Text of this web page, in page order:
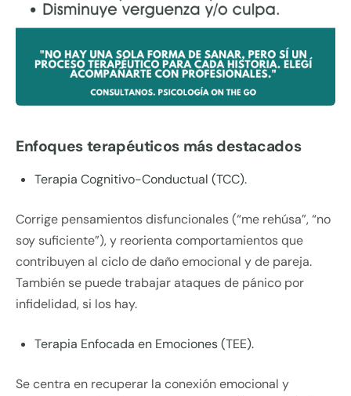
Enfoques terapéuticos más destacados
Terapia Cognitivo-Conductual (TCC).
Corrige pensamientos disfuncionales (“me rehúsa”, “no
soy suficiente”), y reorienta comportamientos que
contribuyen al ciclo de daño emocional y de pareja.
También se puede trabajar ataques de pánico por
infidelidad, si los hay.
Terapia Enfocada en Emociones (TEE).
Se centra en recuperar la conexión emocional y